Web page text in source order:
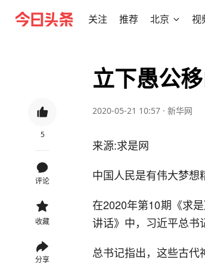
关注 推荐 北京 视
5
评论
收藏
分享
立下愚公
2020-05-21 10:57 · 新华网
来源:求是网
中国人民是有伟大梦想
在2020年第10期《求
讲话》中，习近平总书
总书记指出，这些古代